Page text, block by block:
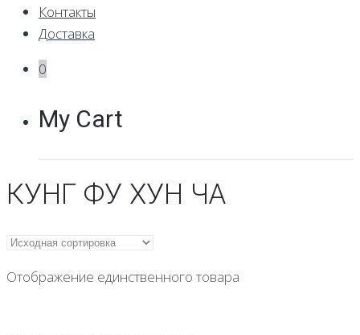
Контакты
Доставка
0
My Cart
КУНГ ФУ ХУН ЧА
Отображение единственного товара